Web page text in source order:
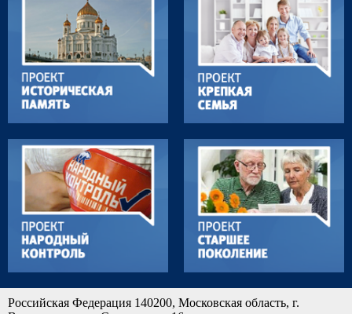
Российская Федерация 140200, Московская область, г.